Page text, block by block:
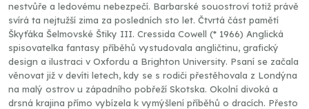
nestvůře a ledovému nebezpečí. Barbarské souostroví totiž právě
svírá ta nejtužší zima za posledních sto let. Čtvrtá část pamětí
Škyťáka Šelmovské Štiky III. Cressida Cowell (* 1966) Anglická
spisovatelka fantasy příběhů vystudovala angličtinu, grafický
design a ilustraci v Oxfordu a Brighton University. Psaní se začala
věnovat již v devíti letech, kdy se s rodiči přestěhovala z Londýna
na malý ostrov u západního pobřeží Skotska. Okolní divoká a
drsná krajina přímo vybízela k vymýšlení příběhů o dracích. Přesto